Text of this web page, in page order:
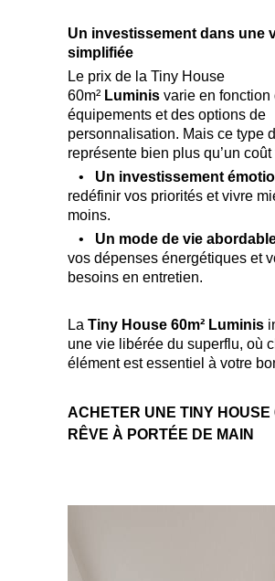
Un investissement dans une
simplifiée
Le prix de la Tiny House
60m² Luminis varie en fonction
équipements et des options de
personnalisation. Mais ce type
représente bien plus qu’un
• Un investissement
redéfinir vos priorités et vivre
moins.
• Un mode de vie
vos dépenses énergétiques et
besoins en entretien.
La Tiny House 60m² Luminis
une vie libérée du superflu, où
élément est essentiel à votre
ACHETER UNE TINY HOUSE
RÊVE À PORTÉE DE MAIN